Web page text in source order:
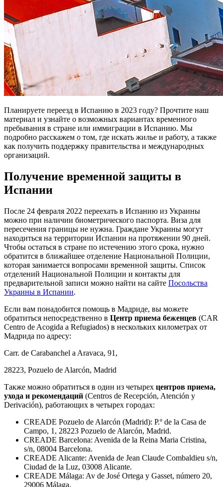
Планируете переезд в Испанию в 2023 году? Прочтите наш
материал и узнайте о возможных вариантах временного
пребывания в стране или иммиграции в Испанию. Мы
подробно расскажем о том, где искать жилье и работу, а также
как получить поддержку правительства и международных
организаций.
Получение временной защиты в
Испании
После 24 февраля 2022 переехать в Испанию из Украины
можно при наличии биометрического паспорта. Виза для
пересечения границы не нужна. Граждане Украины могут
находиться на территории Испании на протяжении 90 дней.
Чтобы остаться в стране по истечению этого срока, нужно
обратится в ближайшее отделение Национальной Полиции,
которая занимается вопросами временной защиты. Список
отделений Национальной Полиции и контакты для
предварительной записи можно найти на сайте Посольства
Украины в Испании.
Если вам понадобится помощь в Мадриде, вы можете
обратиться непосредственно в Центр приема беженцев (CAR
Centro de Acogida a Refugiados) в нескольких километрах от
Мадрида по адресу:
Carr. de Carabanchel a Aravaca, 91,
28223, Pozuelo de Alarcón, Madrid
Также можно обратиться в один из четырех центров приема,
ухода и рекомендаций (Centros de Recepción, Atención y
Derivación), работающих в четырех городах:
CREADE Pozuelo de Alarcón (Madrid): P.º de la Casa de
Campo, 1, 28223 Pozuelo de Alarcón, Madrid.
CREADE Barcelona: Avenida de la Reina Maria Cristina,
s/n, 08004 Barcelona.
CREADE Alicante: Avenida de Jean Claude Combaldieu s/n,
Ciudad de la Luz, 03008 Alicante.
CREADE Málaga: Av de José Ortega y Gasset, número 20,
29006 Málaga.